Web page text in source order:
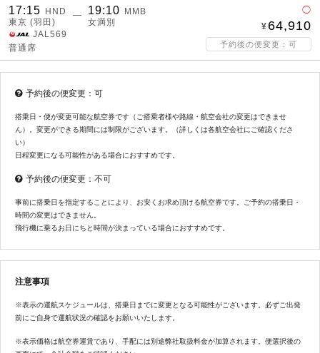
17:15
HND
東京 (羽田)
― 19:10
MMB
女満別
JAL569
普通席
◯
64,910
予約後の便変更：可
予約後の便変更：可
搭乗日・便が変更可能な航空券です（ご搭乗者様や路線・航空会社の変更はできませ
ん）。変更ができる期間には制限がございます。（詳しくは各航空会社にご確認くださ
い）
日程変更になる可能性がある場合におすすめです。
予約後の便変更：不可
事前に搭乗日を指定することにより、お安くお求め頂ける航空券です。ご予約の搭乗日・
時間の変更はできません。
飛行機に乗るお日にちと時間が決まっている場合におすすめです。
注意事項
※表示の運航スケジュールは、搭乗日までに変更となる可能性がございます。必ずご出発
前にご自身で運航状況の確認をお願いいたします。
※表示価格は航空券運賃であり、手配には別途弊社取扱料金が加算されます。便選択後の